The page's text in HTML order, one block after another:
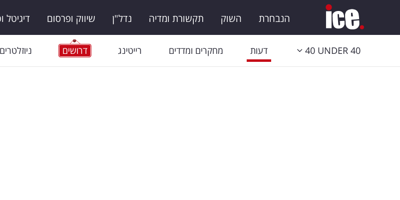
הנבחרת השוק תקשורת ומדיה נדל"ן שיווק ופרסום דיגיטל
40 UNDER 40 דעות מחקרים ומדדים רייטינג דרושים ניוזלטרים